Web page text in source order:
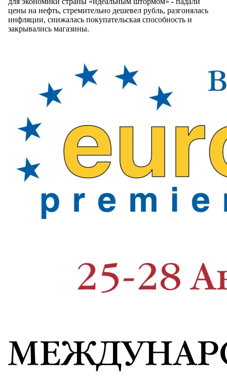
цены на нефть, стремительно дешевел рубль, разгонялась
инфляции, снижалась покупательская способность и
закрывались магазины.